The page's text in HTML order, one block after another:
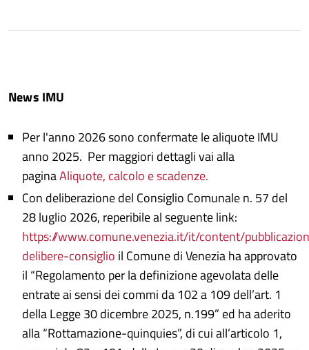
News IMU
Per l'anno 2026 sono confermate le aliquote IMU
anno 2025. Per maggiori dettagli vai alla
paginaAliquote, calcolo e scadenze.
Con deliberazione del Consiglio Comunale n. 57 del
28 luglio 2026, reperibile al seguente link:
https://www.comune.venezia.it/it/content/
delibere-consiglio il Comune di Venezia ha approvato
il “Regolamento per la definizione agevolata delle
entrate ai sensi dei commi da 102 a 109 dell’art. 1
della Legge 30 dicembre 2025, n.199” ed ha aderito
alla “Rottamazione-quinquies”, di cui all’articolo 1,